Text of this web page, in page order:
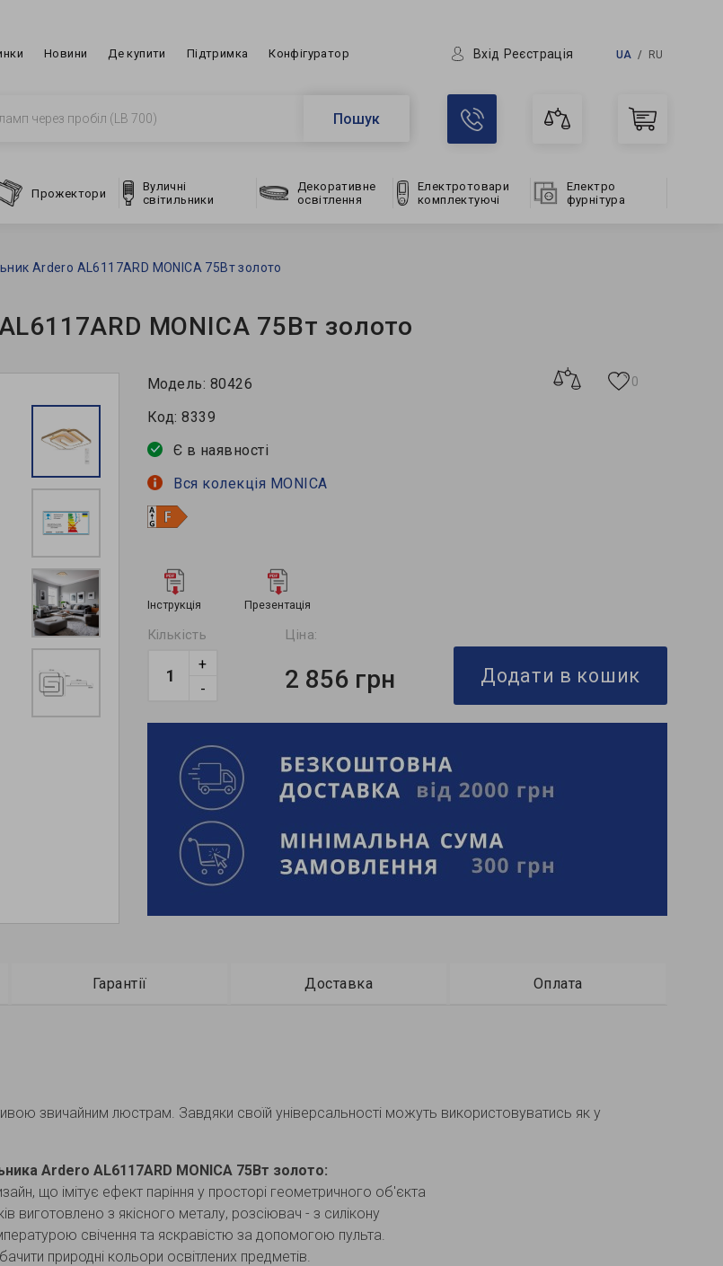
Новини Де купити Підтримка Конфігуратор Вхід Реєстрація UA RU
Пошук
Прожектори
Вуличні
світильники
Декоративне
освітлення
Електротовари
комплектуючі
Електро
фурнітура
Ardero AL6117ARD MONICA 75Вт золото
MONICA 75Вт золото
Модель: 80426
Код: 8339
Є в наявності
Вся колекція MONICA
0
Інструкція Презентація
Кількість
-
+
Ціна:
2 856 грн Додати в кошик
Гарантії Доставка Оплата
звичайним люстрам. Завдяки своїй універсальності можуть використовуватись як у
Ardero AL6117ARD MONICA 75Вт золото:
що імітує ефект паріння у просторі геометричного об'єкта
виготовлено з якісного металу, розсіювач - з силікону
свічення та яскравістю за допомогою пульта.
природні кольори освітлених предметів.